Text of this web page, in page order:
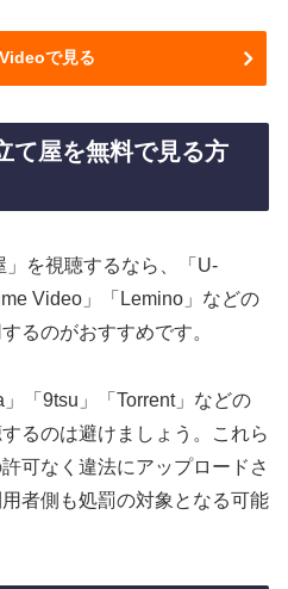
で見る
て屋を無料で見る方
」を視聴するなら、「U-
Video」「Lemino」などの
るのがおすすめです。
「9tsu」「Torrent」などの
るのは避けましょう。これら
可なく違法にアップロードさ
者側も処罰の対象となる可能